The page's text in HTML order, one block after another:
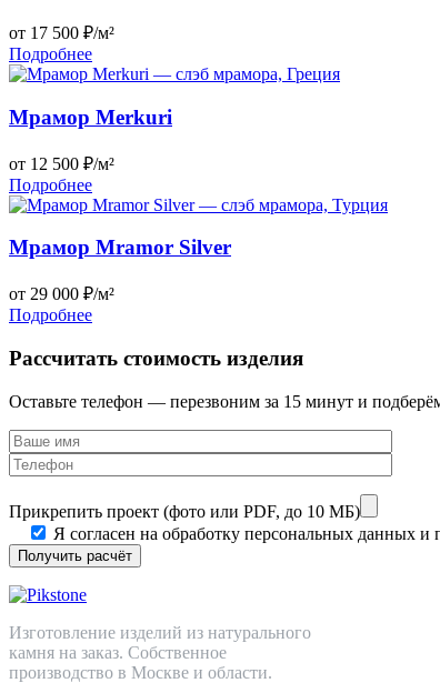
от 17 500 ₽/м²
Подробнее
Мрамор Merkuri
от 12 500 ₽/м²
Подробнее
Мрамор Mramor Silver
от 29 000 ₽/м²
Подробнее
Рассчитать стоимость изделия
Оставьте телефон — перезвоним за 15 минут и
Прикрепить проект (фото или PDF, до 10 МБ)
Я согласен на обработку персональных данных
Изготовление изделий из натурального
камня на заказ. Собственное
производство в Москве и области.